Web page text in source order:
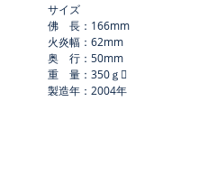
サイズ
佛　長：166mm
火炎幅：62mm
奥    行：50mm
重　量：350ｇ
製造年：2004年